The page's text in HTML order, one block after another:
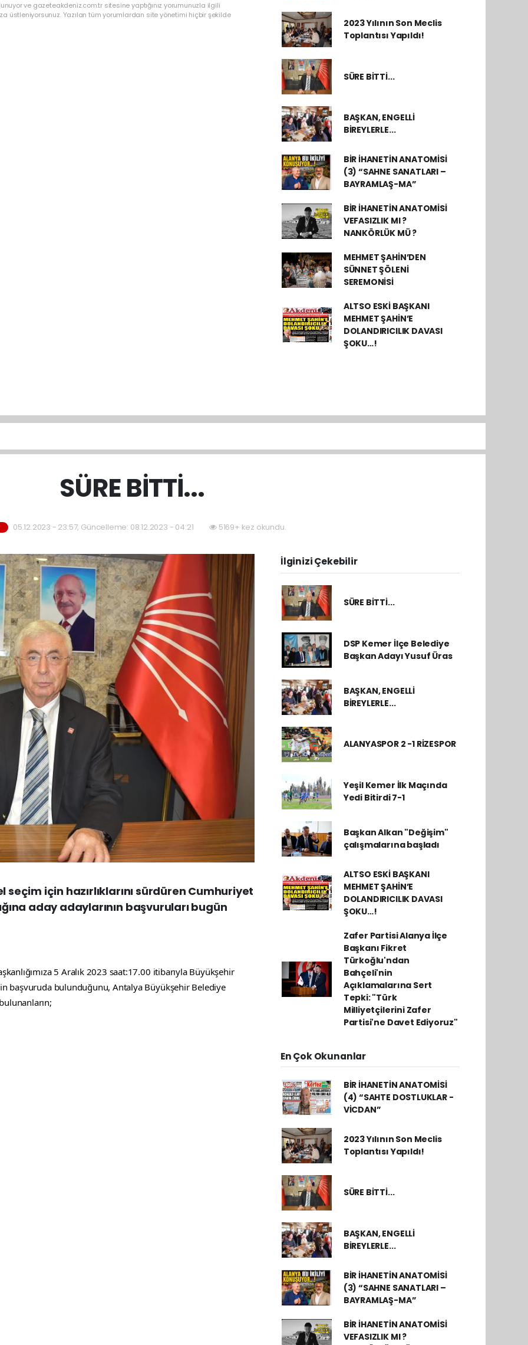
ve gazeteakdeniz.com.tr sitesine yaptığınız yorumunuzla ilgili
üstleniyorsunuz. Yazılan tüm yorumlardan site yönetimi hiçbir şekilde
2023 Yılının Son Meclis
Toplantısı Yapıldı!
SÜRE BİTTİ...
BAŞKAN, ENGELLİ
BİREYLERLE...
BİR İHANETİN ANATOMİSİ
(3) “SAHNE SANATLARI –
BAYRAMLAŞ-MA”
BİR İHANETİN ANATOMİSİ
VEFASIZLIK MI ?
NANKÖRLÜK MÜ ?
MEHMET ŞAHİN’DEN
SÜNNET ŞÖLENİ
SEREMONİSİ
ALTSO ESKİ BAŞKANI
MEHMET ŞAHİN’E
DOLANDIRICILIK DAVASI
ŞOKU…!
SÜRE BİTTİ...
05.12.2023 - 23:57, Güncelleme: 08.12.2023 - 04:21 5169+ kez okundu.
seçim için hazırlıklarını sürdüren Cumhuriyet
aday adaylarının başvuruları bugün
5 Aralık 2023 saat:17.00 itibarıyla Büyükşehir
başvuruda bulunduğunu, Antalya Büyükşehir Belediye
İlginizi Çekebilir
SÜRE BİTTİ...
DSP Kemer İlçe Belediye
Başkan Adayı Yusuf Üras
BAŞKAN, ENGELLİ
BİREYLERLE...
ALANYASPOR 2 -1 RİZESPOR
Yeşil Kemer İlk Maçında
Yedi Bitirdi 7-1
Başkan Alkan "Değişim"
çalışmalarına başladı
ALTSO ESKİ BAŞKANI
MEHMET ŞAHİN’E
DOLANDIRICILIK DAVASI
ŞOKU…!
Zafer Partisi Alanya İlçe
Başkanı Fikret
Türkoğlu'ndan
Bahçeli'nin
Açıklamalarına Sert
Tepki: "Türk
Milliyetçilerini Zafer
Partisi'ne Davet Ediyoruz"
En Çok Okunanlar
BİR İHANETİN ANATOMİSİ
(4) “SAHTE DOSTLUKLAR -
VİCDAN”
2023 Yılının Son Meclis
Toplantısı Yapıldı!
SÜRE BİTTİ...
BAŞKAN, ENGELLİ
BİREYLERLE...
BİR İHANETİN ANATOMİSİ
(3) “SAHNE SANATLARI –
BAYRAMLAŞ-MA”
BİR İHANETİN ANATOMİSİ
VEFASIZLIK MI ?